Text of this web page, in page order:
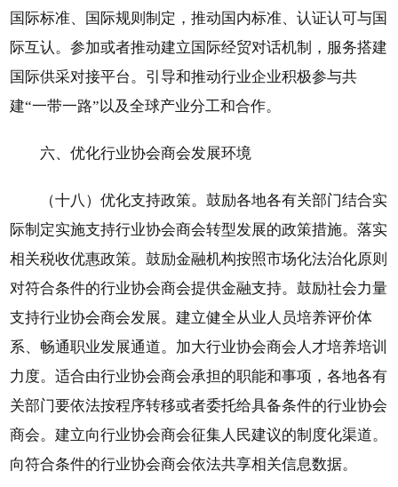
国际标准、国际规则制定，推动国内标准、认证认可与国
际互认。参加或者推动建立国际经贸对话机制，服务搭建
国际供采对接平台。引导和推动行业企业积极参与共
建“一带一路”以及全球产业分工和合作。
六、优化行业协会商会发展环境
（十八）优化支持政策。鼓励各地各有关部门结合实
际制定实施支持行业协会商会转型发展的政策措施。落实
相关税收优惠政策。鼓励金融机构按照市场化法治化原则
对符合条件的行业协会商会提供金融支持。鼓励社会力量
支持行业协会商会发展。建立健全从业人员培养评价体
系、畅通职业发展通道。加大行业协会商会人才培养培训
力度。适合由行业协会商会承担的职能和事项，各地各有
关部门要依法按程序转移或者委托给具备条件的行业协会
商会。建立向行业协会商会征集人民建议的制度化渠道。
向符合条件的行业协会商会依法共享相关信息数据。